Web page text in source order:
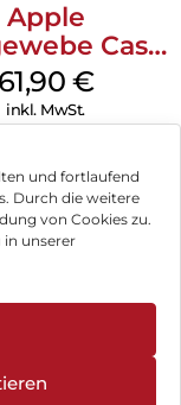
und fortlaufend
Durch die weitere
von Cookies zu.
in unserer
Apple
Case
15 Pro
Schwarz
61,90 €
inkl. MwSt.